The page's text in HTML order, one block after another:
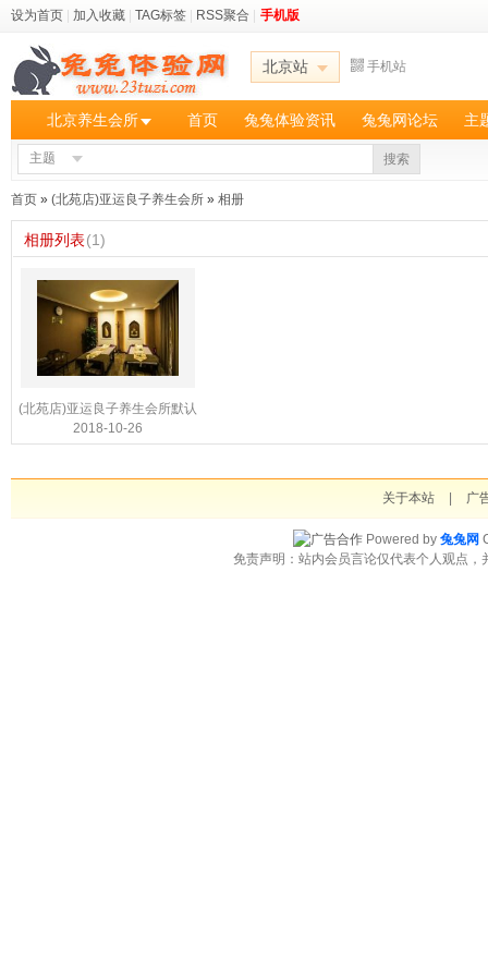
设为首页 加入收藏 TAG标签 RSS聚合 手机版
北京站 手机站
北京养生会所 首页 兔兔体验资讯 兔兔网论坛 主
主题 搜索
首页 » (北苑店)亚运良子养生会所 » 相册
相册列表(1)
(北苑店)亚运良子养生会所默认
2018-10-26
关于本站 广
Powered by 兔兔网
免责声明：站内会员言论仅代表个人观点